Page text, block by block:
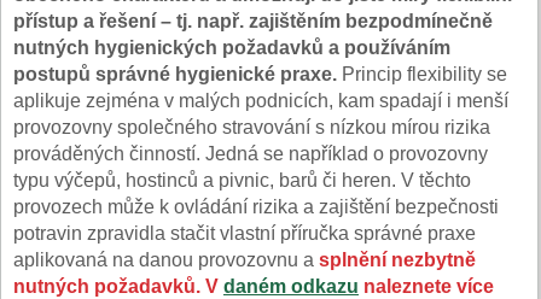
přístup a řešení – tj. např. zajištěním bezpodmínečně
nutných hygienických požadavků a používáním
postupů správné hygienické praxe. Princip flexibility se
aplikuje zejména v malých podnicích, kam spadají i menší
provozovny společného stravování s nízkou mírou rizika
prováděných činností. Jedná se například o provozovny
typu výčepů, hostinců a pivnic, barů či heren. V těchto
provozech může k ovládání rizika a zajištění bezpečnosti
potravin zpravidla stačit vlastní příručka správné praxe
aplikovaná na danou provozovnu a splnění nezbytně
nutných požadavků. V daném odkazu naleznete více